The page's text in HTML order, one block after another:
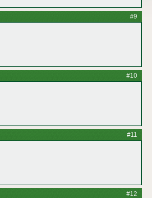
#9
#10
#11
#12